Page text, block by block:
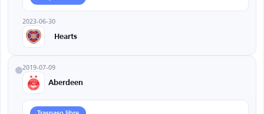
2023-06-30
Hearts
2019-07-09
Aberdeen